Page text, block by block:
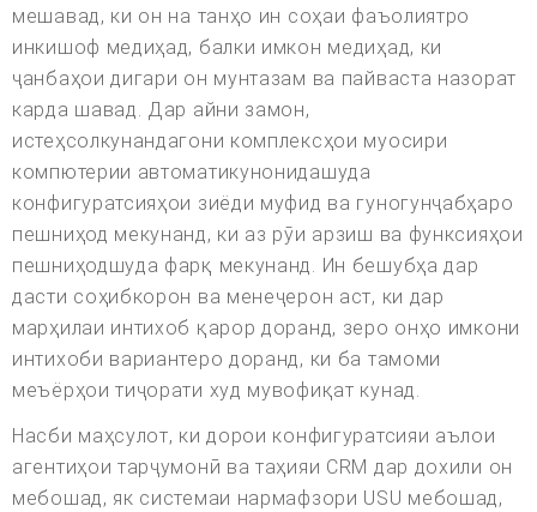
мешавад, ки он на танҳо ин соҳаи фаъолиятро
инкишоф медиҳад, балки имкон медиҳад, ки
ҷанбаҳои дигари он мунтазам ва пайваста назорат
карда шавад. Дар айни замон,
истеҳсолкунандагони комплексҳои муосири
компютерии автоматикунонидашуда
конфигуратсияҳои зиёди муфид ва гуногунҷабҳаро
пешниҳод мекунанд, ки аз рӯи арзиш ва функсияҳои
пешниҳодшуда фарқ мекунанд. Ин бешубҳа дар
дасти соҳибкорон ва менеҷерон аст, ки дар
марҳилаи интихоб қарор доранд, зеро онҳо имкони
интихоби вариантеро доранд, ки ба тамоми
меъёрҳои тиҷорати худ мувофиқат кунад.
Насби маҳсулот, ки дорои конфигуратсияи аълои
агентиҳои тарҷумонӣ ва таҳияи CRM дар дохили он
мебошад, як системаи нармафзори USU мебошад,